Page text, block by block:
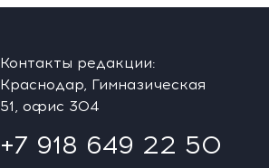
Контакты редакции:
Краснодар, Гимназическая
51, офис 304
+7 918 649 22 50